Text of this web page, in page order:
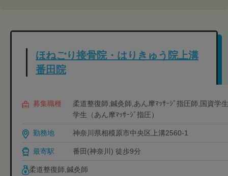
ほねごり接骨院・はりきゅう院上溝
番田院
募集職種
柔道整復師,鍼灸師,あん摩ﾏｯｻｰｼﾞ指圧師,国資学
学生（あん摩ﾏｯｻｰｼﾞ指圧）
勤務地 神奈川県相模原市中央区上溝2560-1
最寄駅 番田(神奈川) 徒歩9分
柔道整復師,鍼灸師